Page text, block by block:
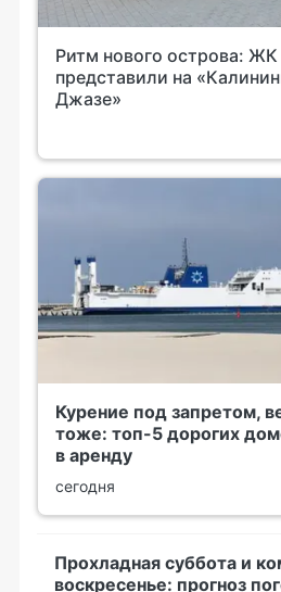
Ритм нового острова:
представили на
Джазе»
Курение под запретом,
тоже: топ-5 дорогих
в аренду
сегодня
Прохладная суббота и
воскресенье: прогноз